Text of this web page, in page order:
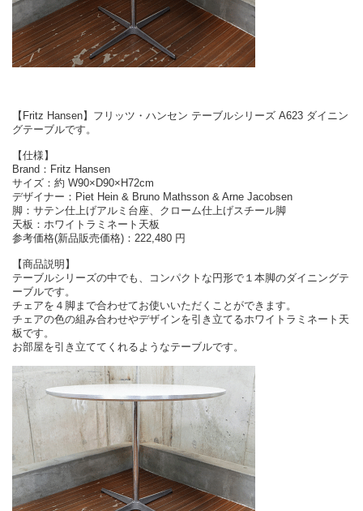
【Fritz Hansen】フリッツ・ハンセン テーブルシリーズ A623 ダイニン
グテーブルです。
【仕様】
Brand：Fritz Hansen
サイズ：約 W90×D90×H72cm
デザイナー：Piet Hein & Bruno Mathsson & Arne Jacobsen
脚：サテン仕上げアルミ台座、クローム仕上げスチール脚
天板：ホワイトラミネート天板
参考価格(新品販売価格)：222,480 円
【商品説明】
テーブルシリーズの中でも、コンパクトな円形で１本脚のダイニングテ
ーブルです。
チェアを４脚まで合わせてお使いいただくことができます。
チェアの色の組み合わせやデザインを引き立てるホワイトラミネート天
板です。
お部屋を引き立ててくれるようなテーブルです。